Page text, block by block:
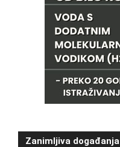
Zanimljiva događanja